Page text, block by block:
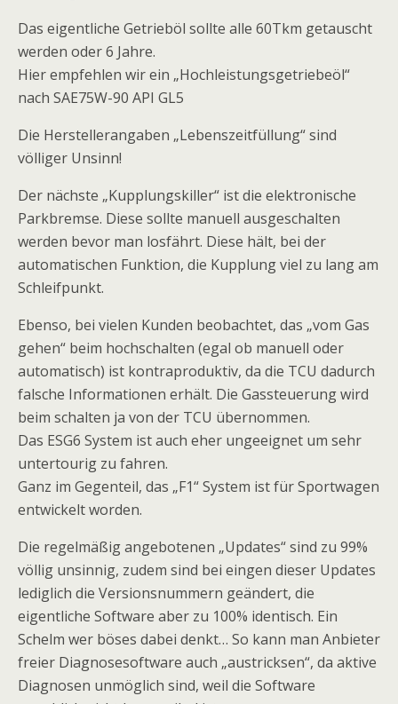
Das eigentliche Getrieböl sollte alle 60Tkm getauscht
werden oder 6 Jahre.
Hier empfehlen wir ein „Hochleistungsgetriebeöl“
nach SAE75W-90 API GL5
Die Herstellerangaben „Lebenszeitfüllung“ sind
völliger Unsinn!
Der nächste „Kupplungskiller“ ist die elektronische
Parkbremse. Diese sollte manuell ausgeschalten
werden bevor man losfährt. Diese hält, bei der
automatischen Funktion, die Kupplung viel zu lang am
Schleifpunkt.
Ebenso, bei vielen Kunden beobachtet, das „vom Gas
gehen“ beim hochschalten (egal ob manuell oder
automatisch) ist kontraproduktiv, da die TCU dadurch
falsche Informationen erhält. Die Gassteuerung wird
beim schalten ja von der TCU übernommen.
Das ESG6 System ist auch eher ungeeignet um sehr
untertourig zu fahren.
Ganz im Gegenteil, das „F1“ System ist für Sportwagen
entwickelt worden.
Die regelmäßig angebotenen „Updates“ sind zu 99%
völlig unsinnig, zudem sind bei eingen dieser Updates
lediglich die Versionsnummern geändert, die
eigentliche Software aber zu 100% identisch. Ein
Schelm wer böses dabei denkt… So kann man Anbieter
freier Diagnosesoftware auch „austricksen“, da aktive
Diagnosen unmöglich sind, weil die Software